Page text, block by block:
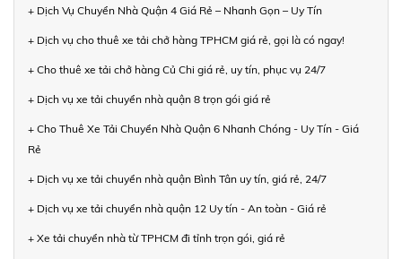
+ Dịch Vụ Chuyển Nhà Quận 4 Giá Rẻ – Nhanh Gọn – Uy Tín
+ Dịch vụ cho thuê xe tải chở hàng TPHCM giá rẻ, gọi là có ngay!
+ Cho thuê xe tải chở hàng Củ Chi giá rẻ, uy tín, phục vụ 24/7
+ Dịch vụ xe tải chuyển nhà quận 8 trọn gói giá rẻ
+ Cho Thuê Xe Tải Chuyển Nhà Quận 6 Nhanh Chóng - Uy Tín - Giá
Rẻ
+ Dịch vụ xe tải chuyển nhà quận Bình Tân uy tín, giá rẻ, 24/7
+ Dịch vụ xe tải chuyển nhà quận 12 Uy tín - An toàn - Giá rẻ
+ Xe tải chuyển nhà từ TPHCM đi tỉnh trọn gói, giá rẻ